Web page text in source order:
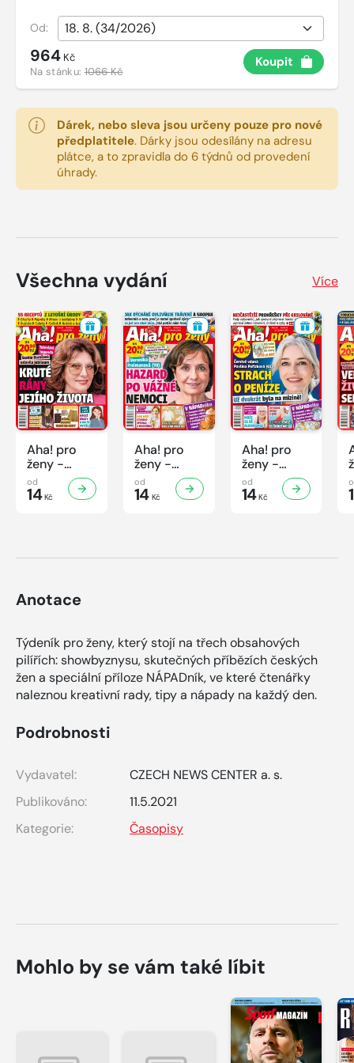
Od:
964 Kč
Na stánku:1066 Kč
Koupit
Dárek, nebo sleva jsou určeny pouze pro nové
předplatitele. Dárky jsou odesílány na adresu
plátce, a to zpravidla do 6 týdnů od provedení
úhrady.
Všechna vydání Více
Aha! pro
ženy -
32/2026
od
14Kč
Aha! pro
ženy -
31/2026
od
14Kč
Aha! pro
ženy -
30/2026
od
14Kč
Anotace
Týdeník pro ženy, který stojí na třech obsahových
pilířích: showbyznysu, skutečných příbězích českých
žen a speciální příloze NÁPADník, ve které čtenářky
naleznou kreativní rady, tipy a nápady na každý den.
Podrobnosti
Vydavatel:
CZECH NEWS CENTER a. s.
Publikováno:
11.5.2021
Kategorie:
Časopisy
Mohlo by se vám také líbit